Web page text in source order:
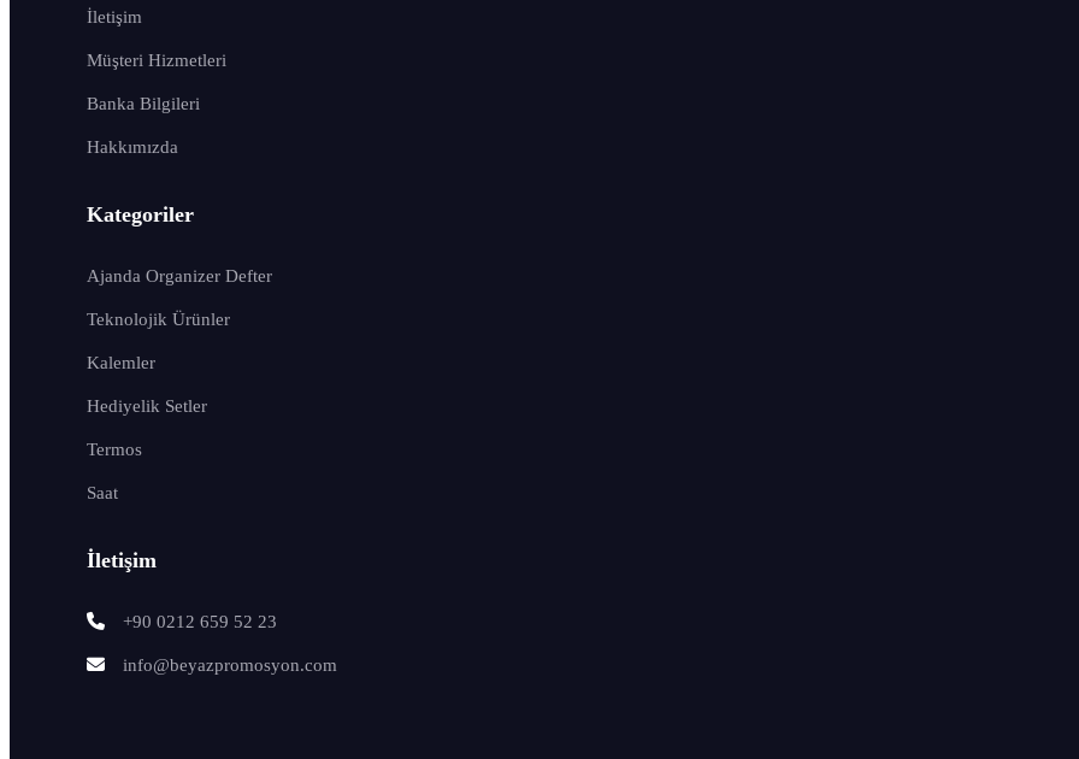
İletişim
Müşteri Hizmetleri
Banka Bilgileri
Hakkımızda
Kategoriler
Ajanda Organizer Defter
Teknolojik Ürünler
Kalemler
Hediyelik Setler
Termos
Saat
İletişim
+90 0212 659 52 23
info@beyazpromosyon.com